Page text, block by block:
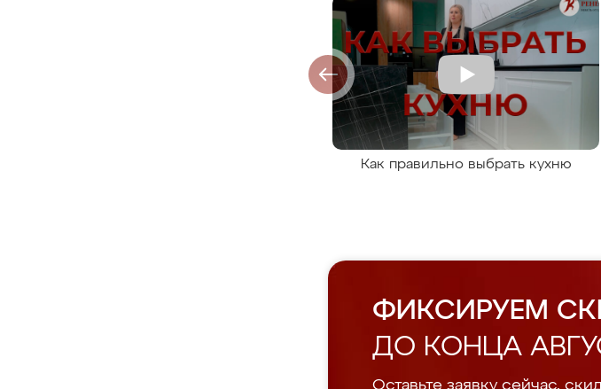
Как правильно выбрать кухню
ФИКСИРУЕМ
ДО КОНЦА
Оставьте заявку сейчас,